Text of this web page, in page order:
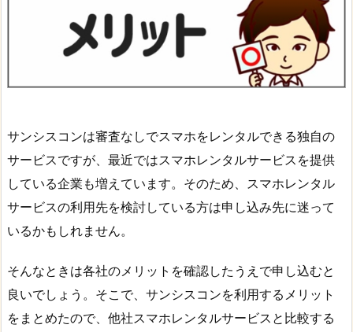
サンシスコンは審査なしでスマホをレンタルできる独自の
サービスですが、最近ではスマホレンタルサービスを提供
している企業も増えています。そのため、スマホレンタル
サービスの利用先を検討している方は申し込み先に迷って
いるかもしれません。
そんなときは各社のメリットを確認したうえで申し込むと
良いでしょう。そこで、サンシスコンを利用するメリット
をまとめたので、他社スマホレンタルサービスと比較する